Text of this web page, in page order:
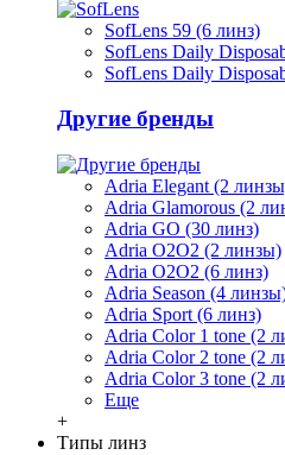
SofLens 59 (6 линз)
SofLens Daily
SofLens Daily
Другие бренды
Adria Elegant (2
Adria Glamorous (2
Adria GO (30 линз)
Adria O2O2 (2 линзы)
Adria O2O2 (6 линз)
Adria Season (4
Adria Sport (6 линз)
Adria Сolor 1 tone (2
Adria Сolor 2 tone (2
Adria Сolor 3 tone (2
Еще
+
Типы линз